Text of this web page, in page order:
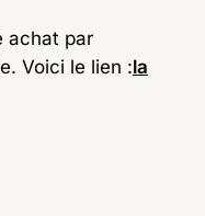
achat par
Voici le lien :la